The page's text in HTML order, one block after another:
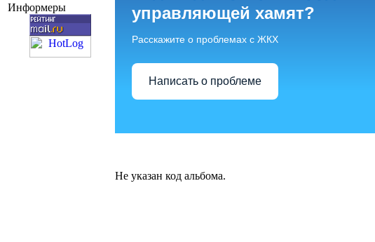
Информеры
управляющей хамят?
Расскажите о проблемах с ЖКХ
Написать о проблеме
Не указан код альбома.